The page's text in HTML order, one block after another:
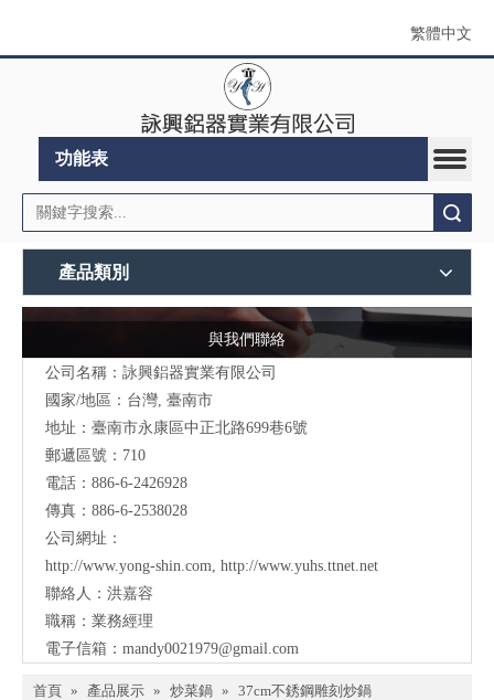
繁體中文
功能表
產品類別
與我們聯絡
公司名稱：詠興鋁器實業有限公司
國家/地區：台灣, 臺南市
地址： 臺南市永康區中正北路699巷6號
郵遞區號：710
電話：886-6-2426928
傳真：886-6-2538028
公司網址：
http://www.yong-shin.com http://www.yuhs.ttnet.net
聯絡人：洪嘉容
職稱：業務經理
電子信箱： mandy0021979@gmail.com
首頁 » 產品展示 » 炒菜鍋 » 37cm不銹鋼雕刻炒鍋